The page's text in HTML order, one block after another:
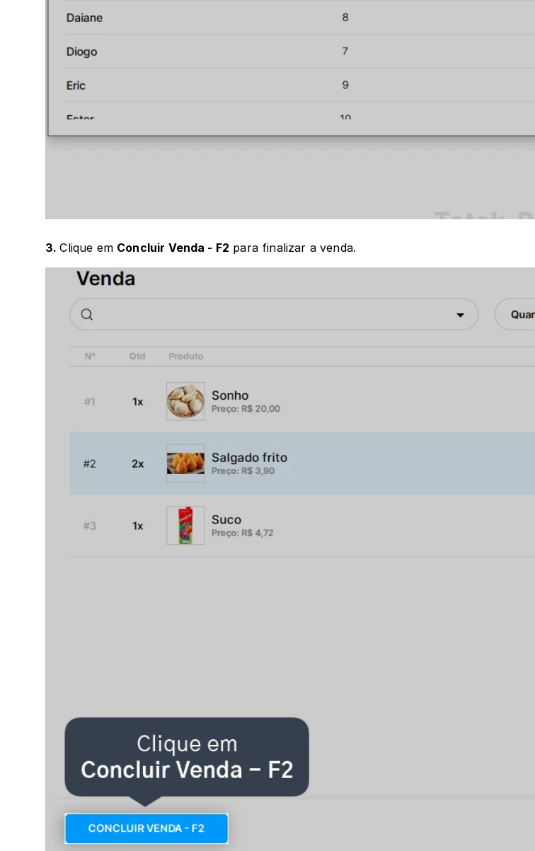
3. Clique em Concluir Venda - F2 para finalizar a venda.